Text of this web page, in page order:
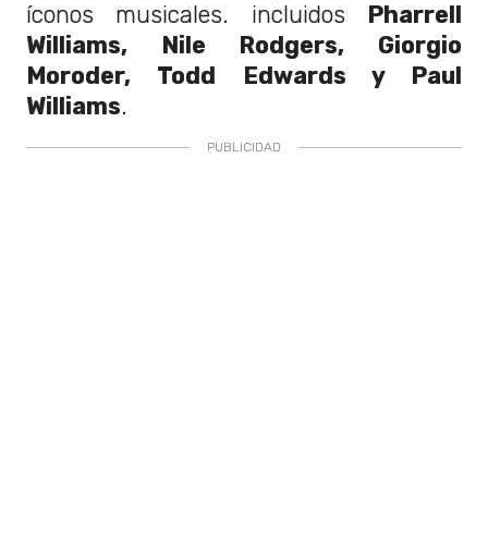
íconos musicales. incluidos
Pharrell
Williams, Nile Rodgers, Giorgio
Moroder, Todd Edwards y Paul
Williams.